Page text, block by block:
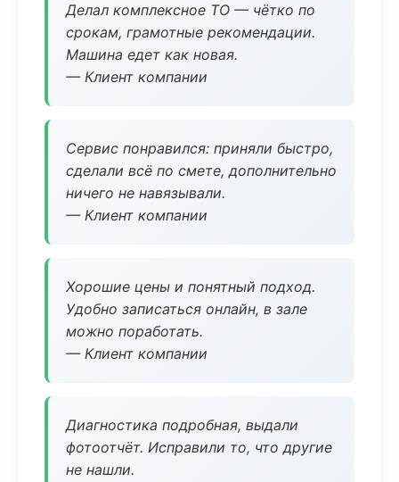
Делал комплексное ТО — чётко по
срокам, грамотные рекомендации.
Машина едет как новая.
— Клиент компании
Сервис понравился: приняли быстро,
сделали всё по смете, дополнительно
ничего не навязывали.
— Клиент компании
Хорошие цены и понятный подход.
Удобно записаться онлайн, в зале
можно поработать.
— Клиент компании
Диагностика подробная, выдали
фотоотчёт. Исправили то, что другие
не нашли.